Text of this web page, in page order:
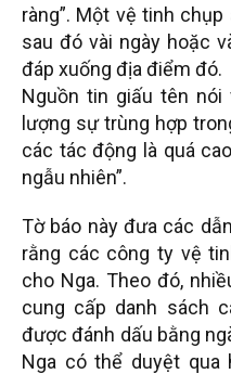
ràng”. Một vệ tinh
sau đó vài ngày hoặc
đáp xuống địa điểm đó.
Nguồn tin giấu tên nói
lượng sự trùng hợp
các tác động là quá
ngẫu nhiên”.
Tờ báo này đưa các
rằng các công ty vệ
cho Nga. Theo đó,
cung cấp danh sách
được đánh dấu bằng
Nga có thể duyệt qua